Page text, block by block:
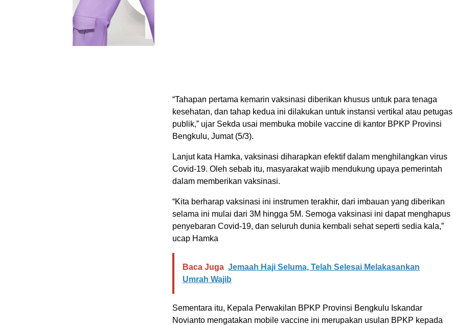
“Tahapan pertama kemarin vaksinasi diberikan khusus untuk para tenaga
kesehatan, dan tahap kedua ini dilakukan untuk instansi vertikal atau petugas
publik,” ujar Sekda usai membuka mobile vaccine di kantor BPKP Provinsi
Bengkulu, Jumat (5/3).
Lanjut kata Hamka, vaksinasi diharapkan efektif dalam menghilangkan virus
Covid-19. Oleh sebab itu, masyarakat wajib mendukung upaya pemerintah
dalam memberikan vaksinasi.
“Kita berharap vaksinasi ini instrumen terakhir, dari imbauan yang diberikan
selama ini mulai dari 3M hingga 5M. Semoga vaksinasi ini dapat menghapus
penyebaran Covid-19, dan seluruh dunia kembali sehat seperti sedia kala,”
ucap Hamka
Baca Juga Jemaah Haji Seluma, Telah Selesai Melakasankan
Umrah Wajib
Sementara itu, Kepala Perwakilan BPKP Provinsi Bengkulu Iskandar
Novianto mengatakan mobile vaccine ini merupakan usulan BPKP kepada